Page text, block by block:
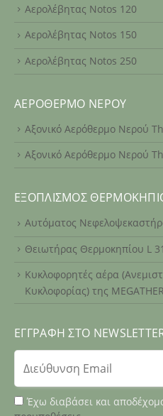
Αερολέβητας Notos 120
Αερολέβητας Notos 150
Αερολέβητας Notos 250
ΑΕΡΌΘΕΡΜΟ ΝΕΡΟΎ
Αξονικό Αερόθερμο Νερού
Αξονικό Αερόθερμο Νερού
ΕΞΟΠΛΙΣΜΌΣ
Αυτόματος
Θειωτήρας Θερμοκηπίου L
Κυκλοφορητές αέρα
Κυκλοφορίας) της
ΕΓΓΡΑΦΉ ΣΤΟ
Έχω διαβάσει και